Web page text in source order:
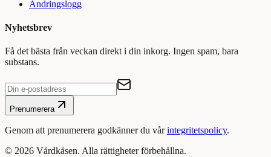
Ändringslogg
Nyhetsbrev
Få det bästa från veckan direkt i din inkorg. Ingen spam, bara
substans.
Prenumerera
Genom att prenumerera godkänner du vår integritetspolicy.
© 2026 Vårdkåsen. Alla rättigheter förbehållna.